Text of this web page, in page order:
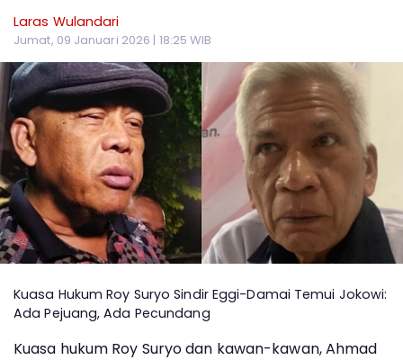
Laras Wulandari
Jumat, 09 Januari 2026 | 18:25 WIB
Kuasa Hukum Roy Suryo Sindir Eggi-Damai Temui Jokowi:
Ada Pejuang, Ada Pecundang
Kuasa hukum Roy Suryo dan kawan-kawan, Ahmad